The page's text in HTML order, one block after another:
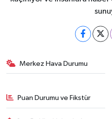
Merkez Hava Durumu
Puan Durumu ve Fikstür